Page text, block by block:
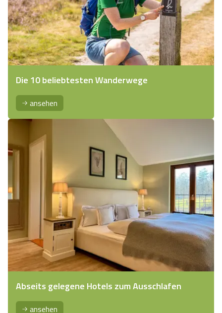
Die 10 beliebtesten Wanderwege
ansehen
Abseits gelegene Hotels zum Ausschlafen
ansehen